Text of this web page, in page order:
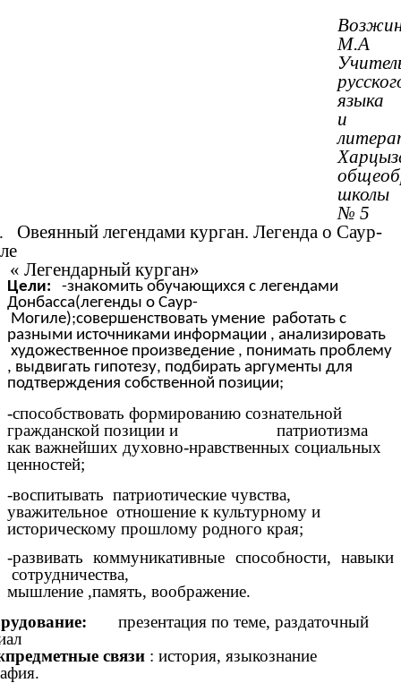
М.А
языка
и
школы
№ 5
Овеянный легендами курган. Легенда о Саур-
курган»
Цели:
-знакомить обучающихся с легендами
Донбасса(легенды о Саур-
Могиле);совершенствовать умение работать с
разными источниками информации , анализировать
художественное произведение , понимать проблему
, выдвигать гипотезу, подбирать аргументы для
подтверждения собственной позиции;
-способствовать формированию сознательной
гражданской позиции и патриотизма
как важнейших духовно-нравственных социальных
ценностей;
-воспитывать патриотические чувства,
уважительное отношение к культурному и
историческому прошлому родного края;
-развивать коммуникативные способности, навыки
сотрудничества,
мышление ,память, воображение.
презентация по теме, раздаточный
связи : история, языкознание